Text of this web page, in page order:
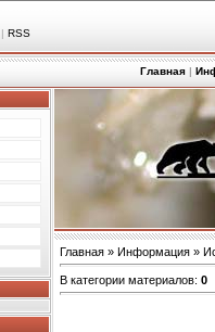
| RSS
Главная|
Главная » Информация »
В категории материалов: 0